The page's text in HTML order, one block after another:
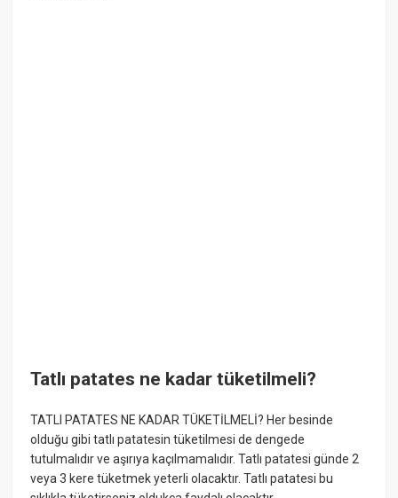
Tatlı patates ne kadar tüketilmeli?
TATLI PATATES NE KADAR TÜKETİLMELİ? Her besinde
olduğu gibi tatlı patatesin tüketilmesi de dengede
tutulmalıdır ve aşırıya kaçılmamalıdır. Tatlı patatesi günde 2
veya 3 kere tüketmek yeterli olacaktır. Tatlı patatesi bu